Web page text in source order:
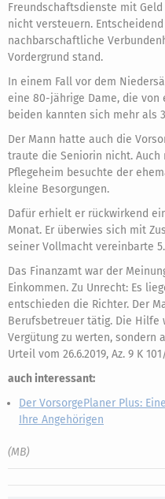
Freundschaftsdienste mit
nicht versteuern.
nachbarschaftliche
Vordergrund stand.
In einem Fall vor dem
eine 80-jährige Dame, die von
beiden kannten sich mehr als
Der Mann hatte auch die
traute die Seniorin nicht. Auch
Pflegeheim besuchte der
kleine Besorgungen.
Dafür erhielt er rückwirkend
Monat. Er überwies sich mit
seiner Vollmacht vereinbarte
Das Finanzamt war der
Einkommen. Zu Unrecht: Es
entschieden die Richter. Der
Berufsbetreuer tätig. Die Hilfe
Vergütung zu werten, sondern
Urteil vom 26.6.2019, Az. 9 K
auch interessant:
Der VorsorgePlaner Plus:
Ihre Angehörigen
(MB)